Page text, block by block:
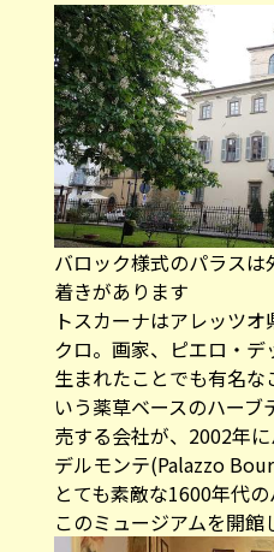
バロック様式のパラス
着きがあります
トスカーナはアレッツ
クロ。画家、ピエロ・
生まれたことでも有名
いう薬草ベースのハー
売する会社が、2002年
デルモンテ(Palazzo
とても素敵な1600年代
このミュージアムを開館